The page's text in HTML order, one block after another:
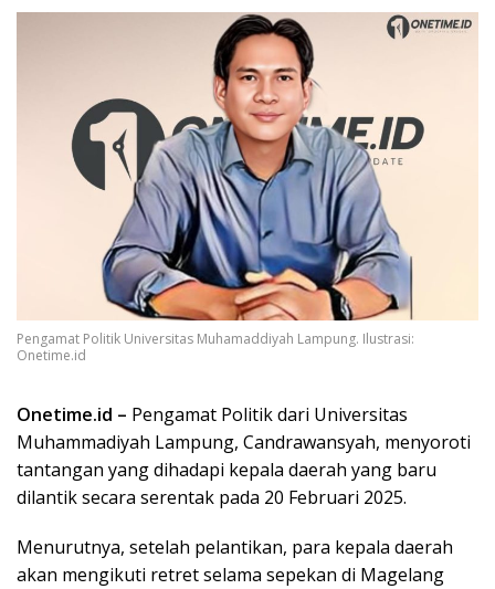
Pengamat Politik Universitas Muhamaddiyah Lampung. Ilustrasi:
Onetime.id
Onetime.id – Pengamat Politik dari Universitas
Muhammadiyah Lampung, Candrawansyah, menyoroti
tantangan yang dihadapi kepala daerah yang baru
dilantik secara serentak pada 20 Februari 2025.
Menurutnya, setelah pelantikan, para kepala daerah
akan mengikuti retret selama sepekan di Magelang